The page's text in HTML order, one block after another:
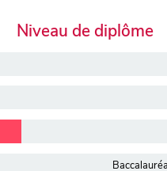
Niveau de diplôme